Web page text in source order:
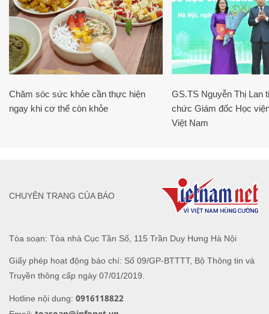
Chăm sóc sức khỏe cần thực hiện
ngay khi cơ thể còn khỏe
GS.TS Nguyễn Thị Lan
chức Giám đốc Học
Việt Nam
Tòa soạn: Tòa nhà Cục Tần Số, 115 Trần Duy Hưng Hà Nội
Giấy phép hoạt động báo chí: Số 09/GP-BTTTT, Bộ Thông tin và
Truyền thông cấp ngày 07/01/2019.
Hotline nội dung: 0916118822
CHUYÊN TRANG CỦA BÁO